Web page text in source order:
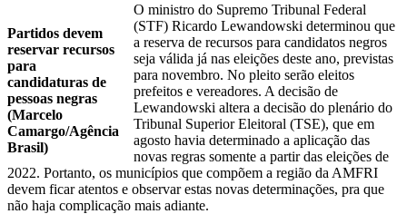
Partidos devem
reservar recursos
para
candidaturas de
pessoas negras
(Marcelo
Camargo/Agência
Brasil)
O ministro do Supremo Tribunal Federal
(STF) Ricardo Lewandowski determinou que
a reserva de recursos para candidatos negros
seja válida já nas eleições deste ano, previstas
para novembro. No pleito serão eleitos
prefeitos e vereadores. A decisão de
Lewandowski altera a decisão do plenário do
Tribunal Superior Eleitoral (TSE), que em
agosto havia determinado a aplicação das
novas regras somente a partir das eleições de
2022. Portanto, os municípios que compõem a região da AMFRI
devem ficar atentos e observar estas novas determinações, pra que
não haja complicação mais adiante.